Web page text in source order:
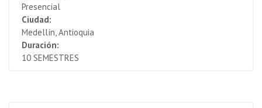
Presencial
Ciudad:
Medellín, Antioquia
Duración:
10 SEMESTRES